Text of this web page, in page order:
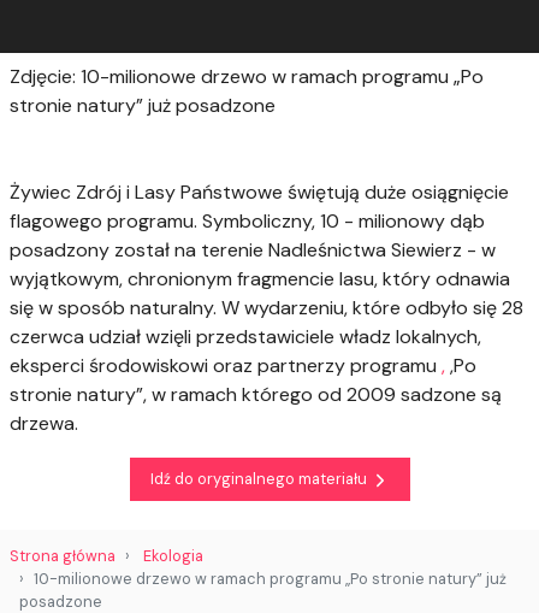
Zdjęcie: 10-milionowe drzewo w ramach programu „Po
stronie natury” już posadzone
Żywiec Zdrój i Lasy Państwowe świętują duże osiągnięcie
flagowego programu. Symboliczny, 10 - milionowy dąb
posadzony został na terenie Nadleśnictwa Siewierz - w
wyjątkowym, chronionym fragmencie lasu, który odnawia
się w sposób naturalny. W wydarzeniu, które odbyło się 28
czerwca udział wzięli przedstawiciele władz lokalnych,
eksperci środowiskowi oraz partnerzy programu ,,Po
stronie natury”, w ramach którego od 2009 sadzone są
drzewa.
Idź do oryginalnego materiału
Strona główna
Ekologia
10-milionowe drzewo w ramach programu „Po stronie natury” już
posadzone